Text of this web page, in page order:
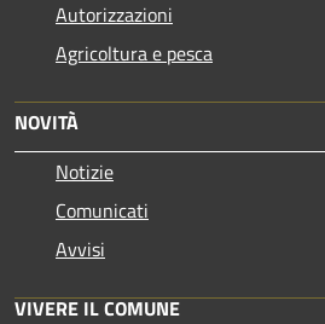
Autorizzazioni
Agricoltura e pesca
NOVITÀ
Notizie
Comunicati
Avvisi
VIVERE IL COMUNE